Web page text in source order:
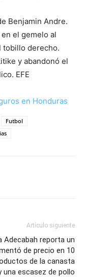
Benjamin Andre.
el gemelo al
tobillo derecho.
y abandonó el
EFE
en Honduras
Futbol
Artículo siguiente
Adecabah reporta un
de precio en 10
de la canasta
una escasez de pollo